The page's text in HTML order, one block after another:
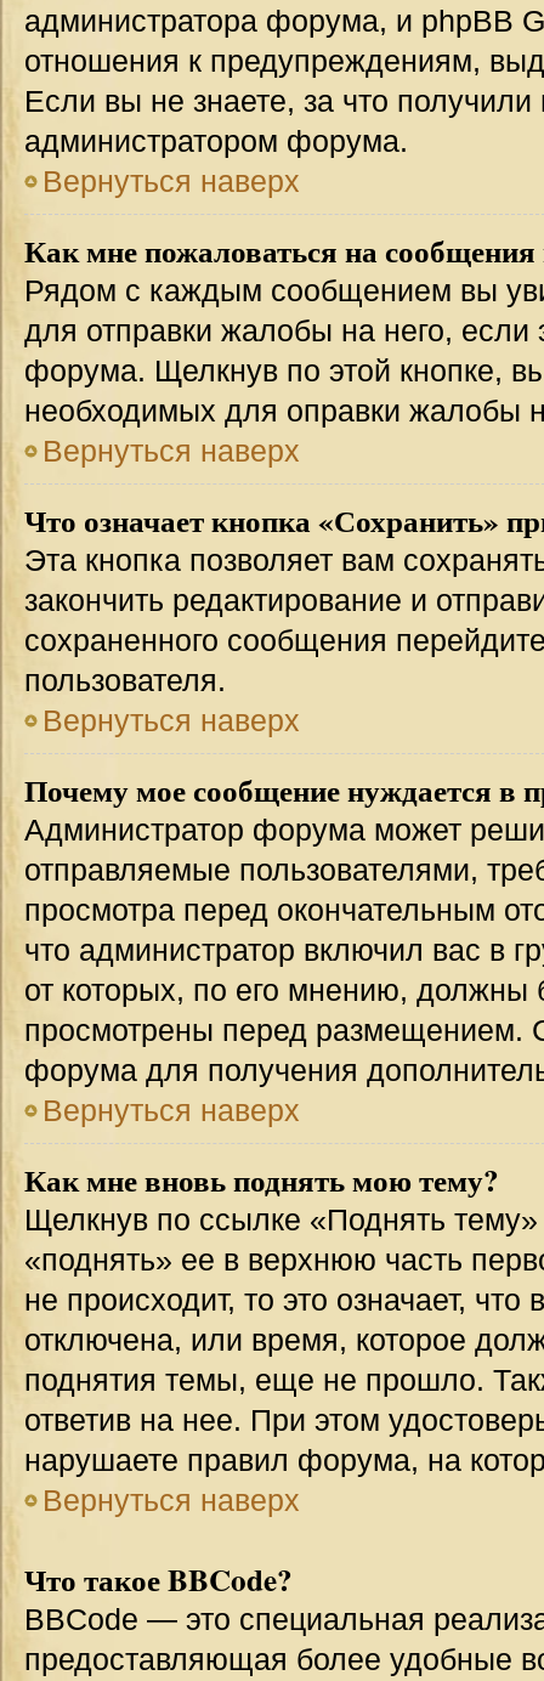
администратора форума, и phpBB
отношения к предупреждениям,
Если вы не знаете, за что
администратором форума.
Вернуться наверх
Как мне пожаловаться на сообщения
Рядом с каждым сообщением вы
для отправки жалобы на него,
форума. Щелкнув по этой кнопке,
необходимых для оправки жалобы
Вернуться наверх
Что означает кнопка «Сохранить»
Эта кнопка позволяет вам
закончить редактирование и
сохраненного сообщения
пользователя.
Вернуться наверх
Почему мое сообщение нуждается в
Администратор форума может
отправляемые пользователями,
просмотра перед окончательным
что администратор включил вас в
от которых, по его мнению, должны
просмотрены перед размещением.
форума для получения
Вернуться наверх
Как мне вновь поднять мою тему?
Щелкнув по ссылке «Поднять
«поднять» ее в верхнюю часть
не происходит, то это означает,
отключена, или время, которое
поднятия темы, еще не прошло.
ответив на нее. При этом
нарушаете правил форума, на
Вернуться наверх
Что такое BBCode?
BBCode — это специальная
предоставляющая более удобные